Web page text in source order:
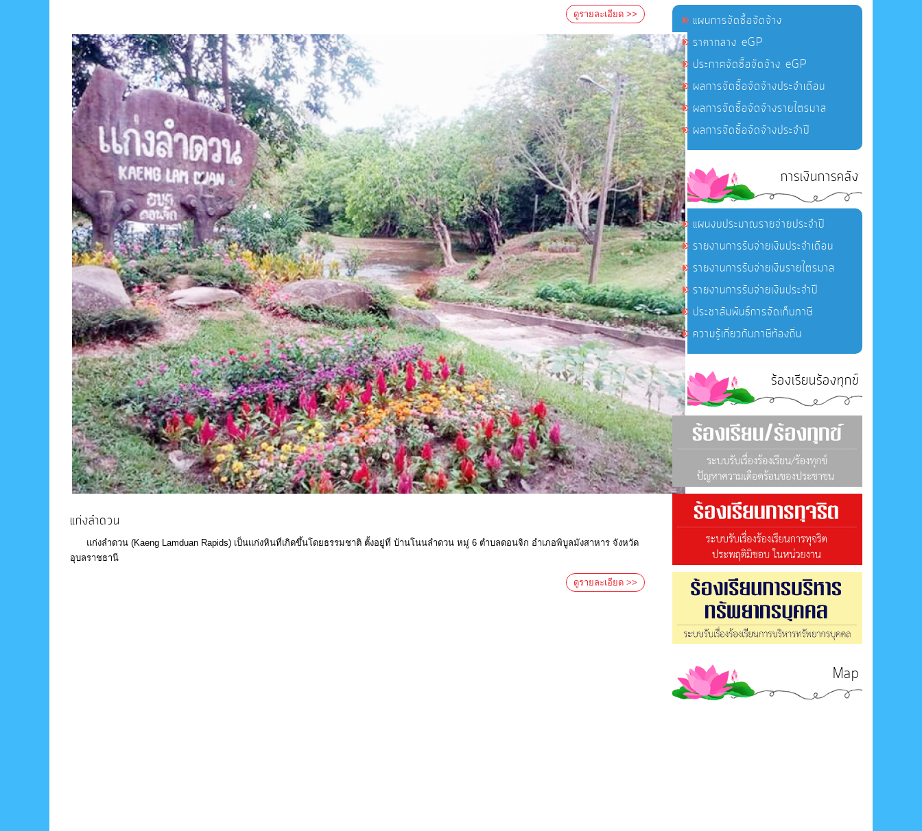
ดูรายละเอียด >>
แก่งลำดวน
แก่งลำดวน (Kaeng Lamduan Rapids) เป็นแก่งหินที่เกิดขึ้นโดยธรรมชาติ ตั้งอยู่ที่ บ้านโนนลำดวน หมู่ 6 ตำบลดอนจิก อำเภอพิบูลมังสาหาร จังหวัด
อุบลราชธานี
ดูรายละเอียด >>
แผนการจัดซื้อจัดจ้าง
ราคากลาง eGP
ประกาศจัดซื้อจัดจ้าง eGP
ผลการจัดซื้อจัดจ้างประจำเดือน
ผลการจัดซื้อจัดจ้างรายไตรมาส
ผลการจัดซื้อจัดจ้างประจำปี
การเงินการคลัง
แผนงบประมาณรายจ่ายประจำปี
รายงานการรับจ่ายเงินประจำเดือน
รายงานการรับจ่ายเงินรายไตรมาส
รายงานการรับจ่ายเงินประจำปี
ประชาสัมพันธ์การจัดเก็บภาษี
ความรู้เกี่ยวกับภาษีท้องถิ่น
ร้องเรียนร้องทุกข์
Map